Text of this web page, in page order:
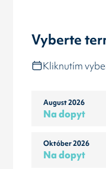
Vyberte
Kliknutím
August 2026
Na dopyt
Október 2026
Na dopyt